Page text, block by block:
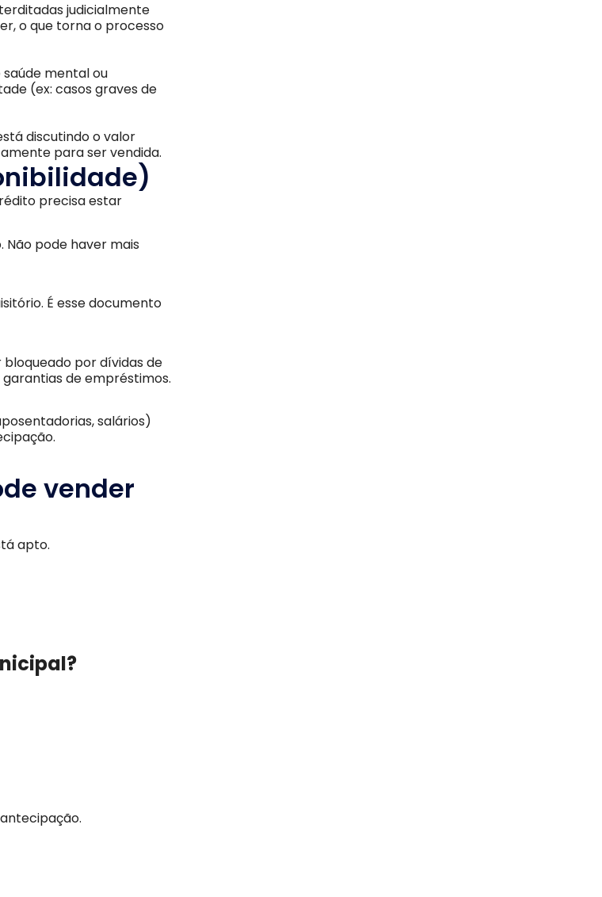
judicialmente
o que torna o processo
mental ou
(ex: casos graves de
discutindo o valor
para ser vendida.
precisa estar
pode haver mais
É esse documento
por dívidas de
de empréstimos.
salários)
vender
apto.